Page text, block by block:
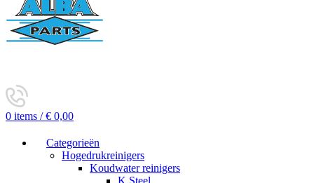
0 items / € 0,00
Categorieën
Hogedrukreinigers
Koudwater reinigers
K Steel